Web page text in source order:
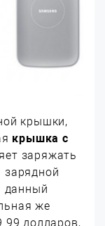
крышки,
крышка с
заряжать
зарядной
данный
же
долларов,